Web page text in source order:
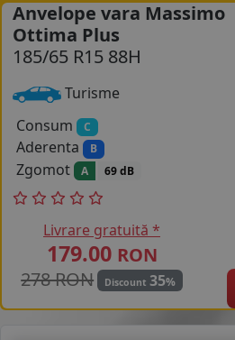
Anvelope vara Massimo
Ottima Plus
185/65 R15 88H
Turisme
Consum
C
Aderenta B
Zgomot A 69 dB
Livrare gratuită *
179.00 RON
278 RON
Discount 35%